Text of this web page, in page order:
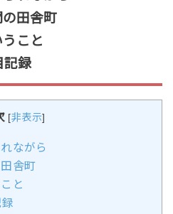
の田舎町
こと
記録
[非表示]
ながら
舎町
と